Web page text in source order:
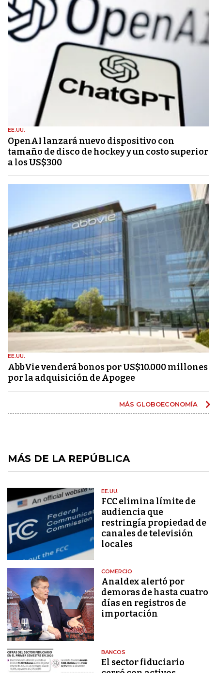
EE.UU.
OpenAI lanzará nuevo dispositivo con
tamaño de disco de hockey y un costo superior
a los US$300
EE.UU.
AbbVie venderá bonos por US$10.000 millones
por la adquisición de Apogee
MÁS GLOBOECONOMÍA
MÁS DE LA REPÚBLICA
EE.UU.
FCC elimina límite de
audiencia que
restringía propiedad de
canales de televisión
locales
COMERCIO
Analdex alertó por
demoras de hasta cuatro
días en registros de
importación
BANCOS
El sector fiduciario